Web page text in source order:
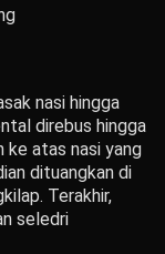
nasi hingga
direbus hingga
ke atas nasi yang
dituangkan di
Terakhir,
seledri